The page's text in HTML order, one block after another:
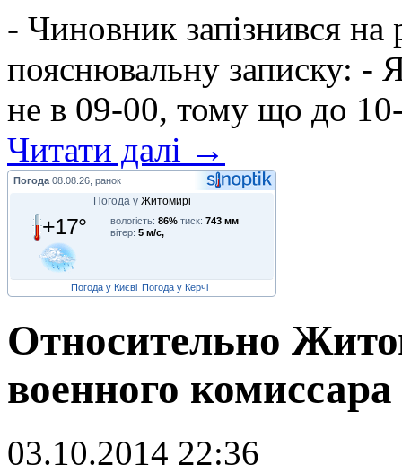
- Чиновник запізнився
пояснювальну записку: -
не в 09-00, тому що до
Читати далі →
Погода 08.08.26, ранок
Погода у Житомирі
+17° вологість: 86% тиск: 743 мм
вітер: 5 м/с,
Погода у Києві Погода у Керчі
Относительно
военного
03.10.2014 22:36